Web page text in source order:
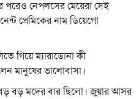
পরেও নেপলসের মেয়েরা সেই
প্রেমিকের নাম ডিয়েগো
গিয়ে ম্যারাডোনা কী
মানুষের ভালোবাসা।
বড় মদের বার ছিলো। জুয়ার আসর